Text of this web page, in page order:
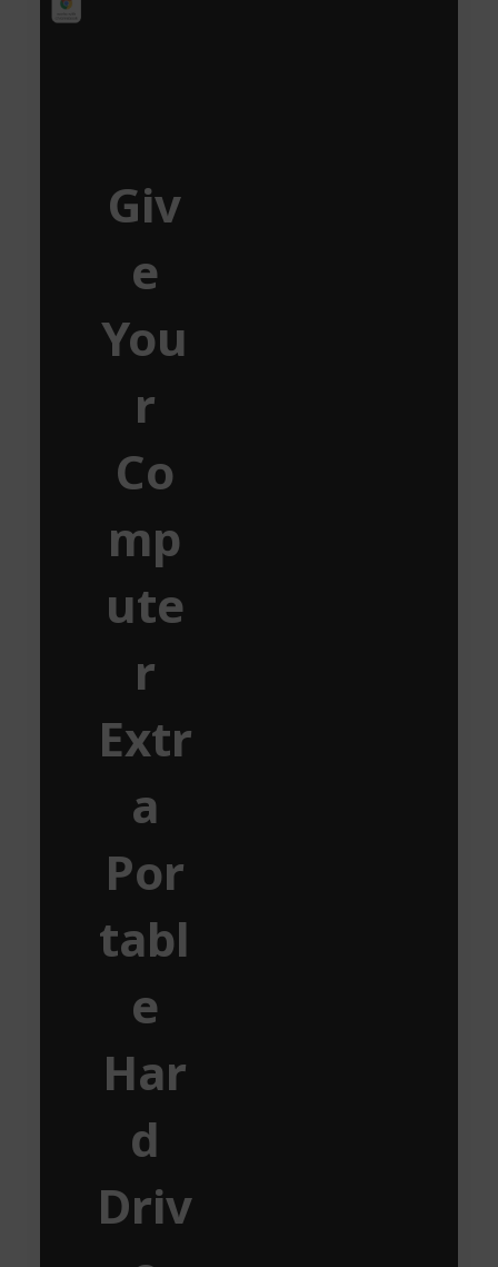
Giv
e
You
r
Co
mp
ute
r
Extr
a
Por
tabl
e
Har
d
Driv